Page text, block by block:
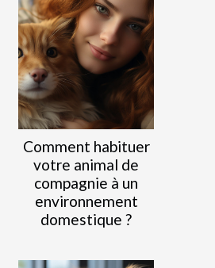
Comment habituer
votre animal de
compagnie à un
environnement
domestique ?